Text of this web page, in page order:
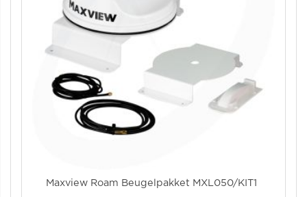
Maxview Roam Beugelpakket MXL050/KIT1